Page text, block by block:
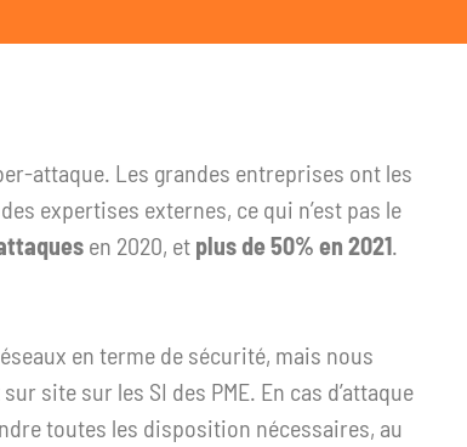
attaque. Les grandes entreprises ont les
expertises externes, ce qui n’est pas le
en 2020, et plus de 50% en 2021
en terme de sécurité, mais nous
site sur les SI des PME. En cas d’attaque
toutes les disposition nécessaires, au